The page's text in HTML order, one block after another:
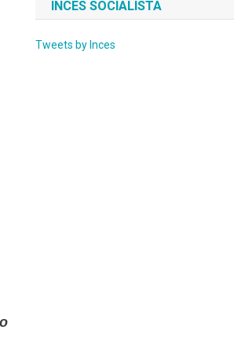
INCES SOCIALISTA
Tweets by Inces